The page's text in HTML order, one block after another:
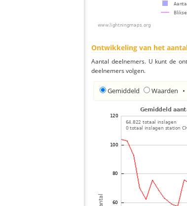
Ontwikkeling van het
Aantal deelnemers. U kunt de
deelnemers volgen.
Gemiddeld Waarden •